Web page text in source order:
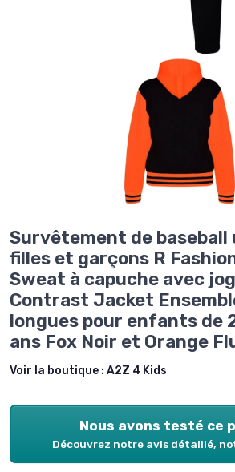
Survêtement de baseball
filles et garçons R
Sweat à capuche avec
Contrast Jacket
longues pour enfants de
ans Fox Noir et Orange
Voir la boutique : A2Z 4 Kids
Nous avons testé ce
Découvrez notre avis détaillé,